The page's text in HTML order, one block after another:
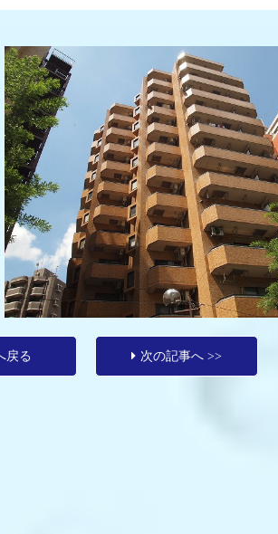
戻る 次の記事へ >>